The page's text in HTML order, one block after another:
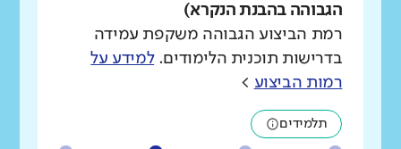
הגבוהה בהבנת הנקרא)
רמת הביצוע הגבוהה משקפת עמידה
בדרישות תוכנית הלימודים.למידע על
רמות הביצוע >
תלמידים